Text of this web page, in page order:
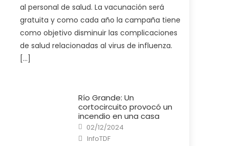
al personal de salud. La vacunación será
gratuita y como cada año la campaña tiene
como objetivo disminuir las complicaciones
de salud relacionadas al virus de influenza.
[…]
Río Grande: Un
cortocircuito provocó un
incendio en una casa
Posted
on
02/12/2024
Author
InfoTDF